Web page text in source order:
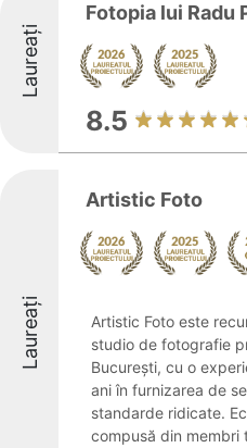
Laureați
Fotopia lui Radu
8.5
Laureați
Artistic Foto
Artistic Foto este
studio de fotografie
București, cu o
ani în furnizarea de
standarde ridicate.
compusă din membri